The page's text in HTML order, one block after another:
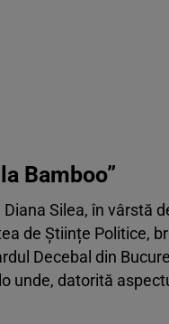
Bamboo”
Silea, în vârstă
de Științe Politice,
Decebal din
unde, datorită